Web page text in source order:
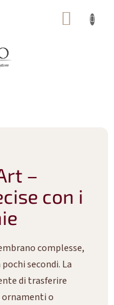
–
con i
complesse,
secondi. La
di trasferire
o